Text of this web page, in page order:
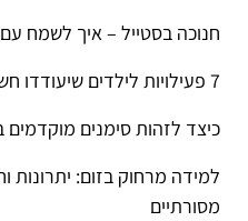
חנוכה בסטייל – איך לשמח
7 פעילויות לילדים שיעודדו חשיבה יצירתית מחוץ לקופסא
כיצד לזהות סימנים
למידה מרחוק בזום: יתרונות
מסורתיים